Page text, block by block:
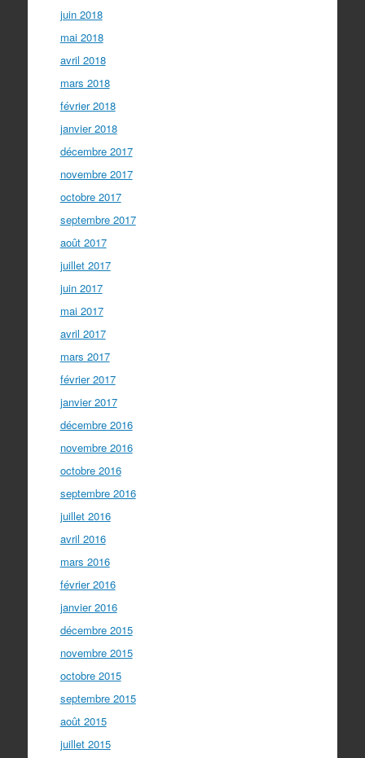
juin 2018
mai 2018
avril 2018
mars 2018
février 2018
janvier 2018
décembre 2017
novembre 2017
octobre 2017
septembre 2017
août 2017
juillet 2017
juin 2017
mai 2017
avril 2017
mars 2017
février 2017
janvier 2017
décembre 2016
novembre 2016
octobre 2016
septembre 2016
juillet 2016
avril 2016
mars 2016
février 2016
janvier 2016
décembre 2015
novembre 2015
octobre 2015
septembre 2015
août 2015
juillet 2015